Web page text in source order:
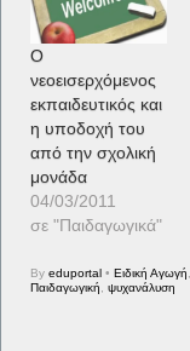
Ο
νεοεισερχόμενος
εκπαιδευτικός και
η υποδοχή του
από την σχολική
μονάδα
04/03/2011
σε "Παιδαγωγικά"
Byeduportal • Ειδική Αγωγή
Παιδαγωγική
,ψυχανάλυση